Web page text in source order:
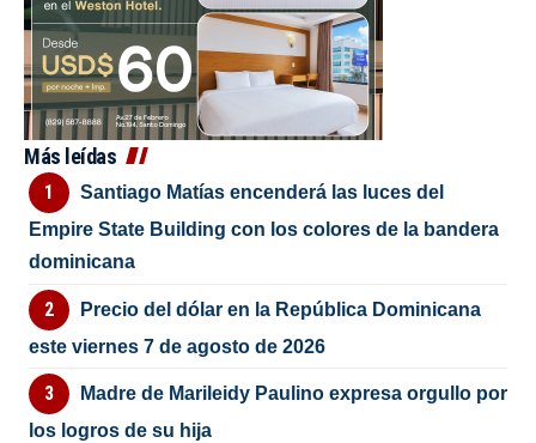
Más leídas
Santiago Matías encenderá las luces del
Empire State Building con los colores de la bandera
dominicana
Precio del dólar en la República Dominicana
este viernes 7 de agosto de 2026
Madre de Marileidy Paulino expresa orgullo por
los logros de su hija